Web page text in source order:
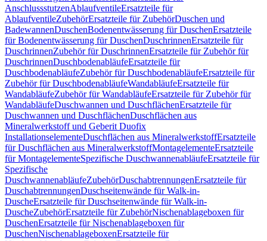
AnschlussstutzenAblaufventileErsatzteile für
AblaufventileZubehörErsatzteile für ZubehörDuschen und
BadewannenDuschenBodenentwässerung für DuschenErsatzteile
für Bodenentwässerung für DuschenDuschrinnenErsatzteile für
DuschrinnenZubehör für DuschrinnenErsatzteile für Zubehör für
DuschrinnenDuschbodenabläufeErsatzteile für
DuschbodenabläufeZubehör für DuschbodenabläufeErsatzteile für
Zubehör für DuschbodenabläufeWandabläufeErsatzteile für
WandabläufeZubehör für WandabläufeErsatzteile für Zubehör für
WandabläufeDuschwannen und DuschflächenErsatzteile für
Duschwannen und DuschflächenDuschflächen aus
Mineralwerkstoff und Geberit Duofix
InstallationselementeDuschflächen aus MineralwerkstoffErsatzteile
für Duschflächen aus MineralwerkstoffMontagelementeErsatzteile
für MontagelementeSpezifische DuschwannenabläufeErsatzteile für
Spezifische
DuschwannenabläufeZubehörDuschabtrennungenErsatzteile für
DuschabtrennungenDuschseitenwände für Walk-in-
DuscheErsatzteile für Duschseitenwände für Walk-in-
DuscheZubehörErsatzteile für ZubehörNischenablageboxen für
DuschenErsatzteile für Nischenablageboxen für
DuschenNischenablageboxenErsatzteile für